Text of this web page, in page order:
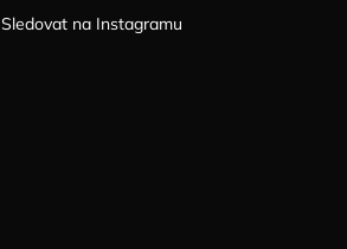
Sledovat na Instagramu